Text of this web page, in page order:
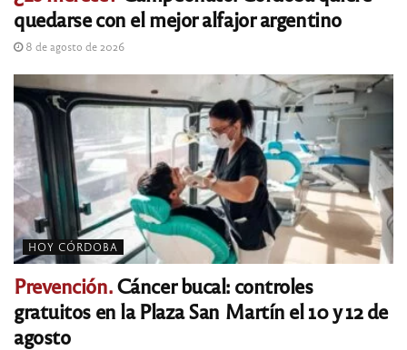
quedarse con el mejor alfajor argentino
8 de agosto de 2026
HOY CÓRDOBA
Prevención.Cáncer bucal: controles
gratuitos en la Plaza San Martín el 10 y 12 de
agosto